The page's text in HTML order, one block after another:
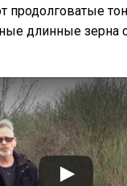
продолговатые
длинные зерна